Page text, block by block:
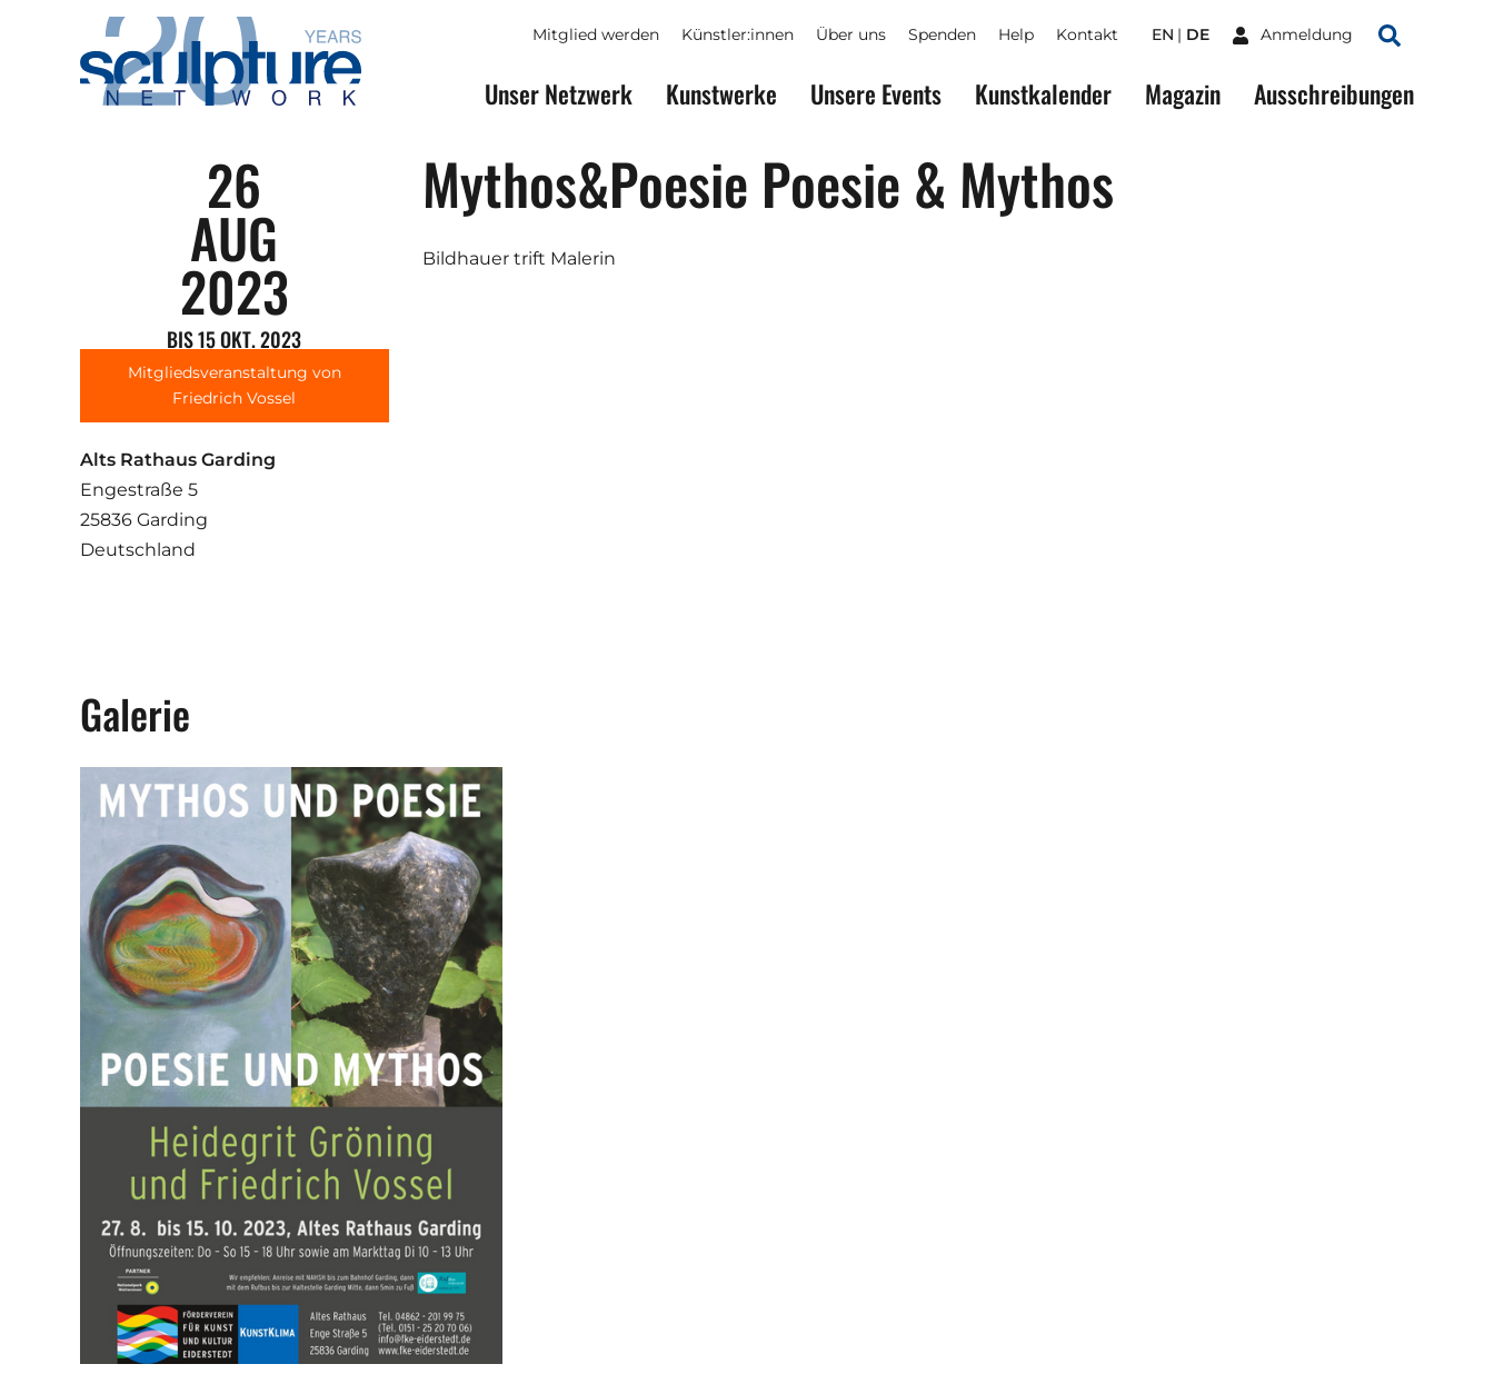
Skip to main content
Mitglied werden Künstler:innen Über uns Spenden Help Kontakt EN DE Anmeldung
Suchen
Unser Netzwerk Kunstwerke Unsere Events Kunstkalender Magazin Ausschreibungen
26
AUG
2023
BIS 15 OKT. 2023
Mitgliedsveranstaltung von
Friedrich Vossel
Alts Rathaus Garding
Engestraße 5
25836 Garding
Deutschland
Mythos&Poesie Poesie & Mythos
Bildhauer trift Malerin
Galerie